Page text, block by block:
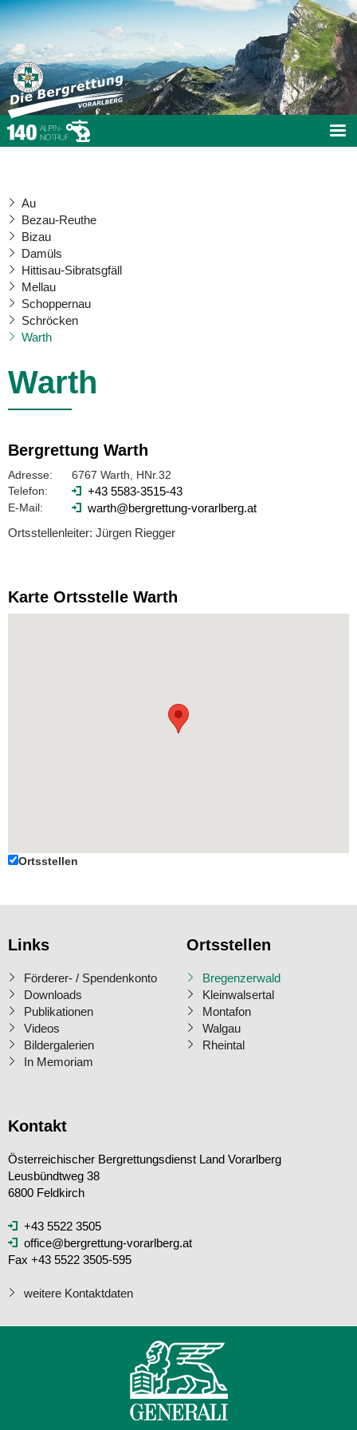
Au
Bezau-Reuthe
Bizau
Damüls
Hittisau-Sibratsgfäll
Mellau
Schoppernau
Schröcken
Warth
Warth
Bergrettung Warth
Adresse:
6767 Warth, HNr.32
Telefon:
+43 5583-3515-43
E-Mail:
warth@bergrettung-vorarlberg.at
Ortsstellenleiter: Jürgen Riegger
Karte Ortsstelle Warth
Ortsstellen
Links
Förderer- / Spendenkonto
Downloads
Publikationen
Videos
Bildergalerien
In Memoriam
Ortsstellen
Bregenzerwald
Kleinwalsertal
Montafon
Walgau
Rheintal
Kontakt
Österreichischer Bergrettungsdienst Land Vorarlberg
Leusbündtweg 38
6800 Feldkirch
+43 5522 3505
office@bergrettung-vorarlberg.at
Fax +43 5522 3505-595
weitere Kontaktdaten